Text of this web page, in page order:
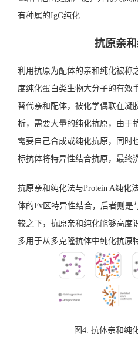
有种属的IgG纯化
抗原亲
利用抗原为配体的亲和纯化被称
度纯化蛋白类生物大分子的有效
替代亲和配体，被化学偶联在凝
析，需要大量的纯化抗原，由于
需要自己合成或纯化抗原，同时
标抗体将特异性结合抗原，最终
抗原亲和纯化法与Protein A纯化
体的Fv区特异性结合，后者则是
较之下，抗原亲和纯化能够高度
多用于从多克隆抗体中纯化抗原
图4. 抗体亲和纯